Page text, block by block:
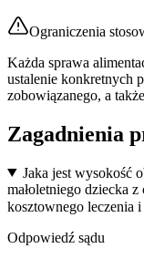
Ograniczenia
Każda sprawa
ustalenie konkretnych
zobowiązanego, a
Zagadnienia
Jaka jest wysokość
małoletniego dziecka
kosztownego leczenia
Odpowiedź sądu